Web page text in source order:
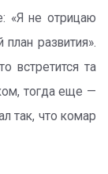
«Я не отрицаю
развития».
встретится та
тогда еще —
так, что комар